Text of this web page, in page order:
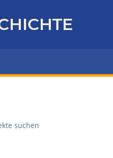
suchen